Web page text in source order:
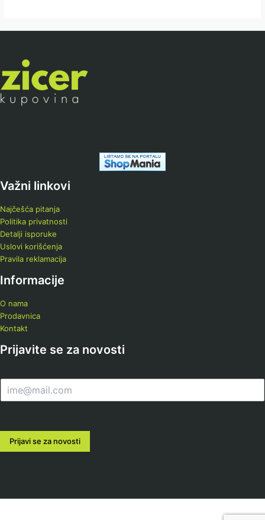
Važni linkovi
Najčešća pitanja
Politika privatnosti
Detalji isporuke
Uslovi korišćenja
Pravila reklamacija
Informacije
O nama
Prodavnica
Kontakt
Prijavite se za novosti
m
l
Prijavi se za novosti